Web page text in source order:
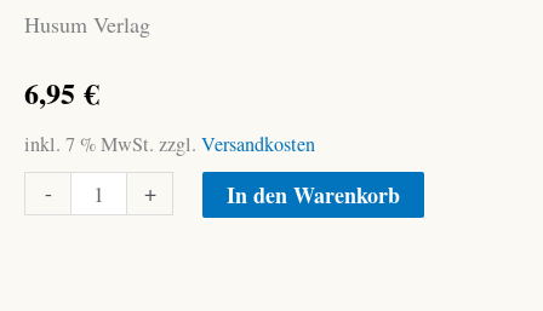
Husum Verlag
6,95€
inkl. 7 % MwSt. zzgl. Versandkosten
-
Weihnachten
+ In den Warenkorb